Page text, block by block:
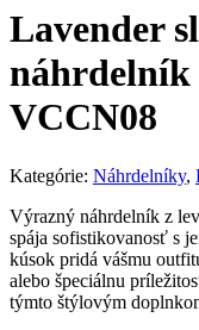
Lavender
náhrdelník
VCCN08
Kategórie: Náhrdelníky,
Výrazný náhrdelník z
spája sofistikovanosť s
kúsok pridá vášmu
alebo špeciálnu
týmto štýlovým